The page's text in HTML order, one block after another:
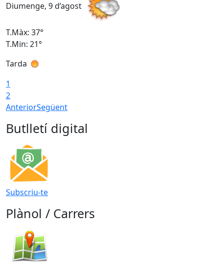
Diumenge, 9 d’agost
T.Màx: 37°
T.Min: 21°
Tarda
1
2
AnteriorSegüent
Butlletí digital
Subscriu-te
Plànol / Carrers